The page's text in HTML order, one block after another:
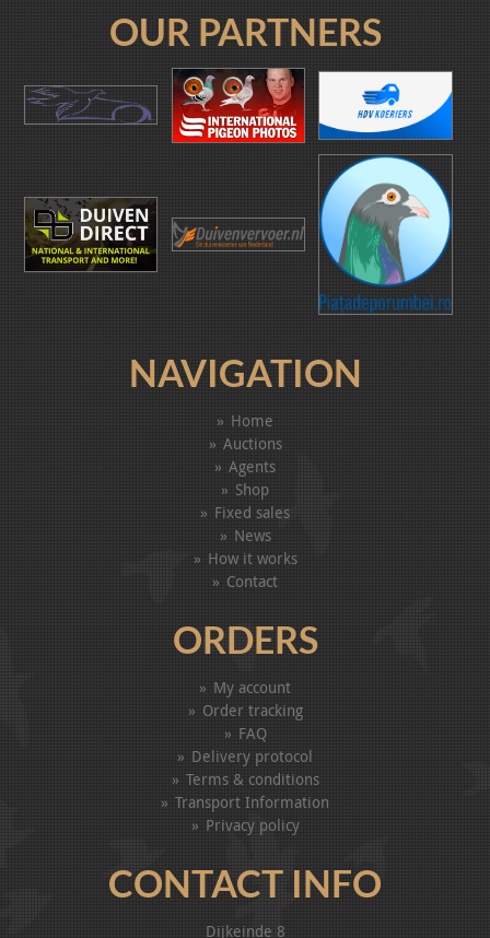
OUR PARTNERS
NAVIGATION
Home
Auctions
Agents
Shop
Fixed sales
News
How it works
Contact
ORDERS
My account
Order tracking
FAQ
Delivery protocol
Terms & conditions
Transport Information
Privacy policy
CONTACT INFO
Dijkeinde 8